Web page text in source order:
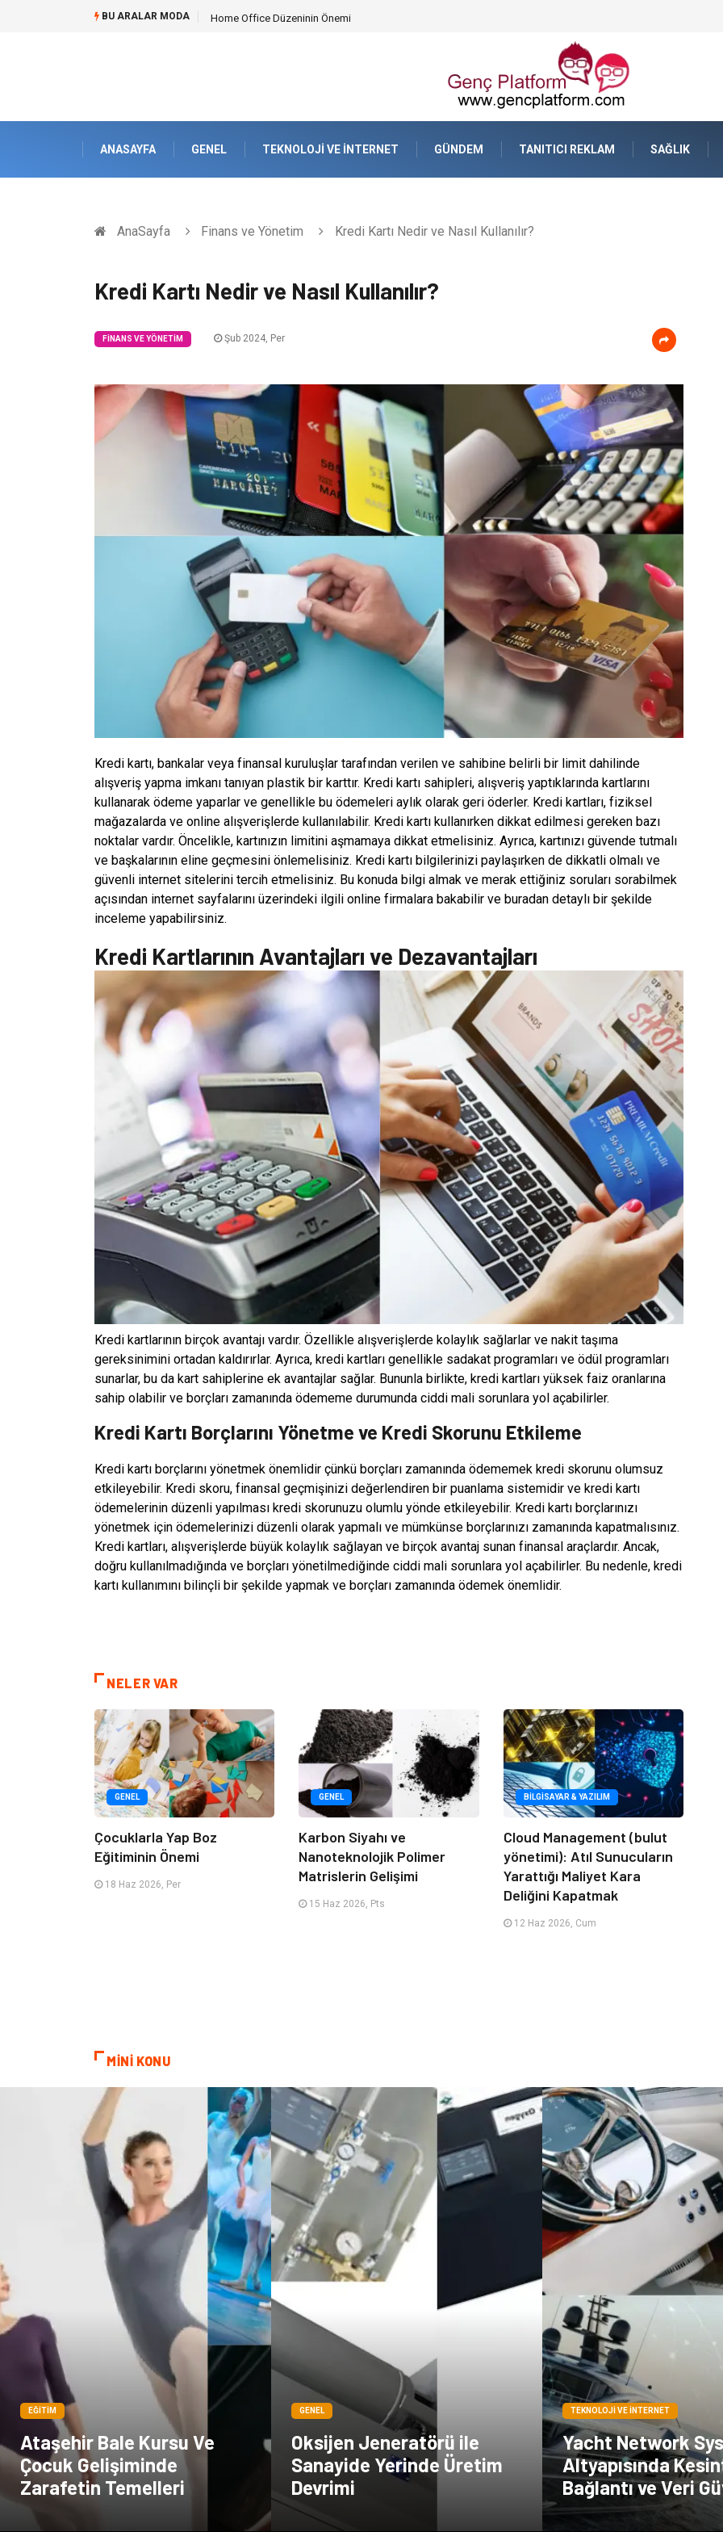
BU ARALAR MODA Konteyner Nakliye Fiyatları ve Küresel Ticarette Bütçe Yönetimi
ANASAYFA GENEL TEKNOLOJI VE İNTERNET GÜNDEM TANITICI REKLAM SAĞLIK
AnaSayfa Finans ve Yönetim Kredi Kartı Nedir ve Nasıl Kullanılır?
Kredi Kartı Nedir ve Nasıl Kullanılır?
FINANS VE YÖNETIM Şub 2024, Per
Kredi kartı, bankalar veya finansal kuruluşlar tarafından verilen ve sahibine belirli bir limit dahilinde
alışveriş yapma imkanı tanıyan plastik bir karttır. Kredi kartı sahipleri, alışveriş yaptıklarında kartlarını
kullanarak ödeme yaparlar ve genellikle bu ödemeleri aylık olarak geri öderler. Kredi kartları, fiziksel
mağazalarda ve online alışverişlerde kullanılabilir. Kredi kartı kullanırken dikkat edilmesi gereken bazı
noktalar vardır. Öncelikle, kartınızın limitini aşmamaya dikkat etmelisiniz. Ayrıca, kartınızı güvende tutmalı
ve başkalarının eline geçmesini önlemelisiniz. Kredi kartı bilgilerinizi paylaşırken de dikkatli olmalı ve
güvenli internet sitelerini tercih etmelisiniz. Bu konuda bilgi almak ve merak ettiğiniz soruları sorabilmek
açısından internet sayfalarını üzerindeki ilgili online firmalara bakabilir ve buradan detaylı bir şekilde
inceleme yapabilirsiniz.
Kredi Kartlarının Avantajları ve Dezavantajları
Kredi kartlarının birçok avantajı vardır. Özellikle alışverişlerde kolaylık sağlarlar ve nakit taşıma
gereksinimini ortadan kaldırırlar. Ayrıca, kredi kartları genellikle sadakat programları ve ödül programları
sunarlar, bu da kart sahiplerine ek avantajlar sağlar. Bununla birlikte, kredi kartları yüksek faiz oranlarına
sahip olabilir ve borçları zamanında ödememe durumunda ciddi mali sorunlara yol açabilirler.
Kredi Kartı Borçlarını Yönetme ve Kredi Skorunu Etkileme
Kredi kartı borçlarını yönetmek önemlidir çünkü borçları zamanında ödememek kredi skorunu olumsuz
etkileyebilir. Kredi skoru, finansal geçmişinizi değerlendiren bir puanlama sistemidir ve kredi kartı
ödemelerinin düzenli yapılması kredi skorunuzu olumlu yönde etkileyebilir. Kredi kartı borçlarınızı
yönetmek için ödemelerinizi düzenli olarak yapmalı ve mümkünse borçlarınızı zamanında kapatmalısınız.
Kredi kartları, alışverişlerde büyük kolaylık sağlayan ve birçok avantaj sunan finansal araçlardır. Ancak,
doğru kullanılmadığında ve borçları yönetilmediğinde ciddi mali sorunlara yol açabilirler. Bu nedenle, kredi
kartı kullanımını bilinçli bir şekilde yapmak ve borçları zamanında ödemek önemlidir.
NELER VAR
GENEL
Çocuklarla Yap Boz
Eğitiminin Önemi
18 Haz 2026, Per
GENEL
Karbon Siyahı ve
Nanoteknolojik Polimer
Matrislerin Gelişimi
15 Haz 2026, Pts
BILGISAYAR & YAZILIM
Cloud Management (bulut
yönetimi): Atıl Sunucuların
Yarattığı Maliyet Kara
Deliğini Kapatmak
12 Haz 2026, Cum
MİNİ KONU
EĞITIM
Ataşehir Bale Kursu Ve
Çocuk Gelişiminde
Zarafetin Temelleri
GENEL
Oksijen Jeneratörü ile
Sanayide Yerinde Üretim
Devrimi
TEKNOLOJI VE İNTERNET
Yacht Network
Altyapısında
Bağlantı ve Veri